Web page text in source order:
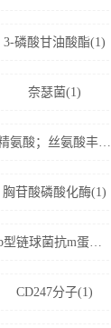
3-磷酸甘油酸酯(1)
奈瑟菌(1)
精氨酸；丝氨酸丰富剪接因子1(1)
胸苷酸磷酸化酶(1)
b型链球菌抗m蛋白抗体(1)
CD247分子(1)